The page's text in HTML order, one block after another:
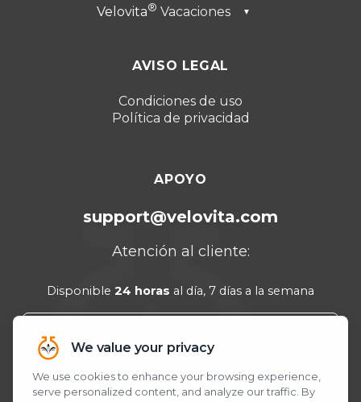
Velovita
Vacaciones ▼
Turquía 2025
Punta Cana 2024
Cancún 2023
AVISO LEGAL
Condiciones de uso
Política de privacidad
APOYO
support@velovita.com
Atención al cliente:
Disponible 24 horas al día, 7 días a la semana
WhatsApp!